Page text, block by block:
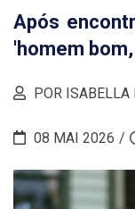
Após
'homem
POR ISABELLA
08 MAI 2026